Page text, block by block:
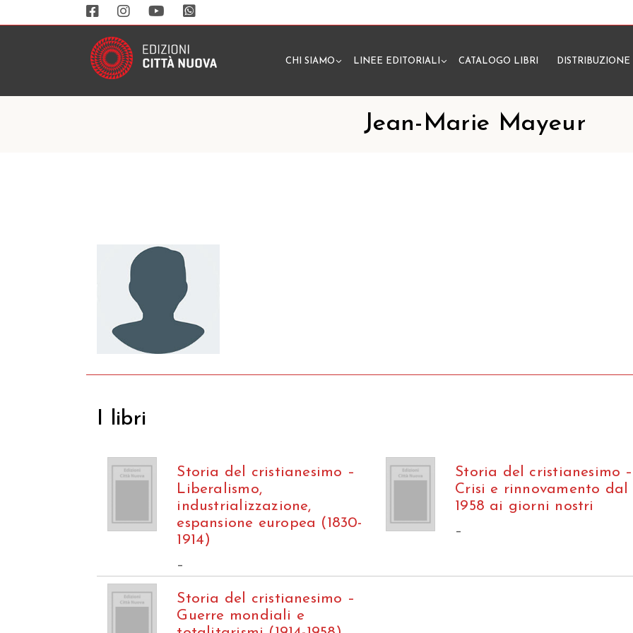
CHI SIAMO LINEE EDITORIALI CATALOGO LIBRI DISTRIBUZIONE
Jean-Marie Mayeur
I libri
Storia del cristianesimo –
Liberalismo,
industrializzazione,
espansione europea (1830-
1914)
–
Storia del cristianesimo –
Crisi e rinnovamento dal
1958 ai giorni nostri
–
Storia del cristianesimo –
Guerre mondiali e